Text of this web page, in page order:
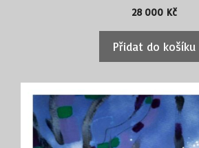
28 000 Kč
Přidat do košíku